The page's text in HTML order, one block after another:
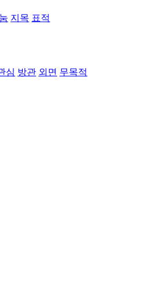
지목 표적
심 방관 외면 무목적